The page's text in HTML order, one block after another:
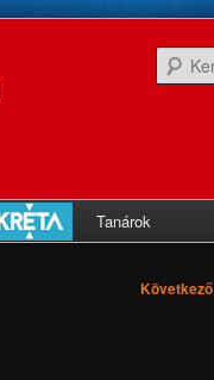
Tanárok
Következő